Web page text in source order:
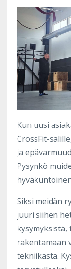
Kun uusi
CrossFit-
ja
Pysynkö
Siksi meidän
juuri siihen
kysymyksistä,
rakentamaan
tekniikasta.